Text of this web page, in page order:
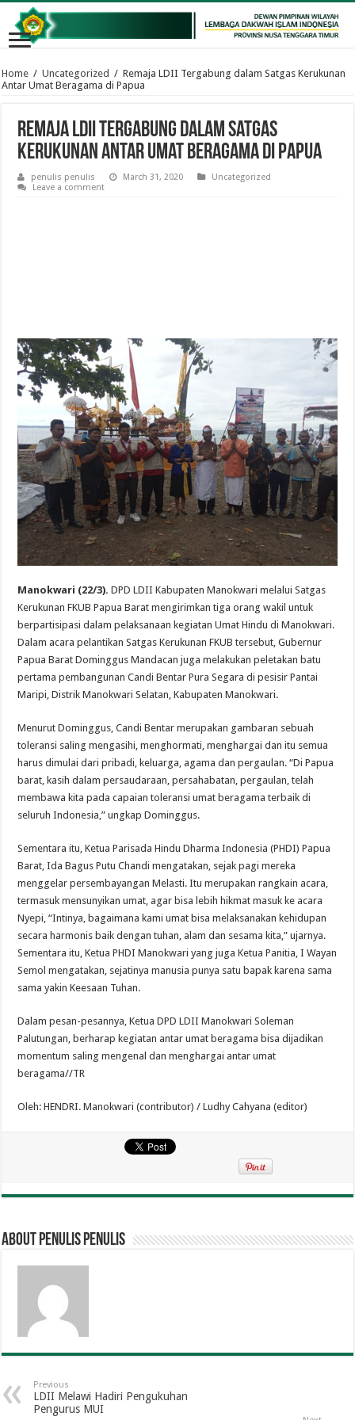
Home / Uncategorized / Remaja LDII Tergabung dalam Satgas Kerukunan
Antar Umat Beragama di Papua
Remaja LDII Tergabung dalam Satgas
Kerukunan Antar Umat Beragama di Papua
penulis penulis March 31, 2020
Uncategorized
Leave a comment
Manokwari (22/3).DPD LDII Kabupaten Manokwari melalui Satgas
Kerukunan FKUB Papua Barat mengirimkan tiga orang wakil untuk
berpartisipasi dalam pelaksanaan kegiatan Umat Hindu di Manokwari.
Dalam acara pelantikan Satgas Kerukunan FKUB tersebut, Gubernur
Papua Barat Dominggus Mandacan juga melakukan peletakan batu
pertama pembangunan Candi Bentar Pura Segara di pesisir Pantai
Maripi, Distrik Manokwari Selatan, Kabupaten Manokwari.
Menurut Dominggus, Candi Bentar merupakan gambaran sebuah
toleransi saling mengasihi, menghormati, menghargai dan itu semua
harus dimulai dari pribadi, keluarga, agama dan pergaulan. “Di Papua
barat, kasih dalam persaudaraan, persahabatan, pergaulan, telah
membawa kita pada capaian toleransi umat beragama terbaik di
seluruh Indonesia,” ungkap Dominggus.
Sementara itu, Ketua Parisada Hindu Dharma Indonesia (PHDI) Papua
Barat, Ida Bagus Putu Chandi mengatakan, sejak pagi mereka
menggelar persembayangan Melasti. Itu merupakan rangkain acara,
termasuk mensunyikan umat, agar bisa lebih hikmat masuk ke acara
Nyepi, “Intinya, bagaimana kami umat bisa melaksanakan kehidupan
secara harmonis baik dengan tuhan, alam dan sesama kita,” ujarnya.
Sementara itu, Ketua PHDI Manokwari yang juga Ketua Panitia, I Wayan
Semol mengatakan, sejatinya manusia punya satu bapak karena sama
sama yakin Keesaan Tuhan.
Dalam pesan-pesannya, Ketua DPD LDII Manokwari Soleman
Palutungan, berharap kegiatan antar umat beragama bisa dijadikan
momentum saling mengenal dan menghargai antar umat
beragama//TR
Oleh: HENDRI. Manokwari (contributor) / Ludhy Cahyana (editor)
About penulis penulis
Previous
LDII Melawi Hadiri Pengukuhan
Pengurus MUI